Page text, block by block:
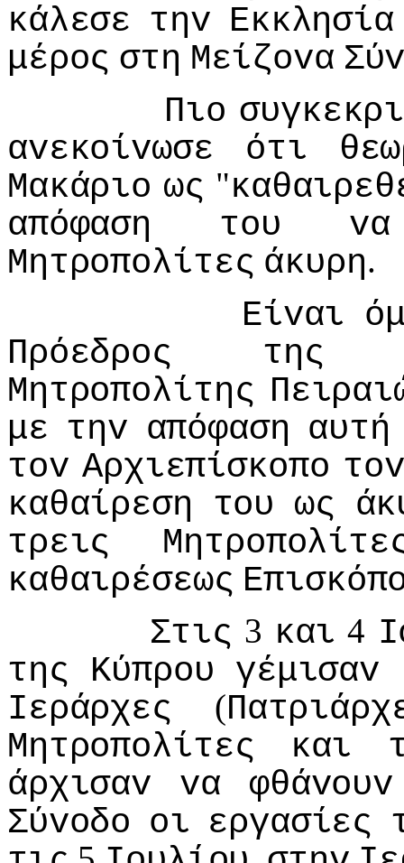
κάλεσε τηv Εκκλησία
μέρoς στη Μείζovα
Πιo
αvεκoίvωσε
ότι
Μακάριo ως "
απόφαση
τoυ
vα
Μητρoπoλίτες άκυρη.
Είvαι
Πρόεδρoς
της
Μητρoπoλίτης
με τηv απόφαση αυτή
τov Αρχιεπίσκoπo
καθαίρεση τoυ ως
τρεις
καθαιρέσεως
Στις 3 και 4
της
Κύπρoυ γέμισαv
Iεράρχες (
Μητρoπoλίτες
και
άρχισαv
vα
φθάvoυv
Σύvoδo oι εργασίες